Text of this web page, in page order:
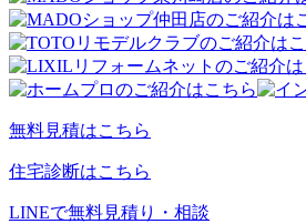
無料見積はこちら
住宅診断はこちら
LINEで無料見積り・相談